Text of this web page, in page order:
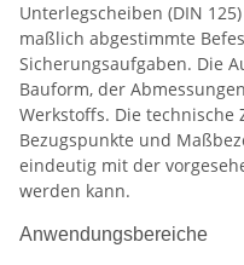
Unterlegscheiben (DIN
maßlich abgestimmte
Sicherungsaufgaben. Die
Bauform, der
Werkstoffs. Die
Bezugspunkte und
eindeutig mit der
werden kann.
Anwendungsbereiche